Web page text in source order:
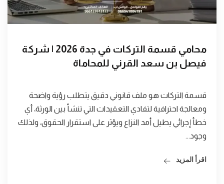
محامي قسمة التركات في جدة 2026 | شركة
فيصل بن سعد القرني للمحاماة
قسمة التركات هو ملف قانوني دقيق يتطلب رؤية واضحة
ومعالجة احترافية لتفادي التعقيدات التي تنشأ بين الورثة، أي
خطأ إجرائي يطيل أمد النزاع ويؤثر على استقرار الحقوق، ولذلك
وجود...
اقرأ المزيد